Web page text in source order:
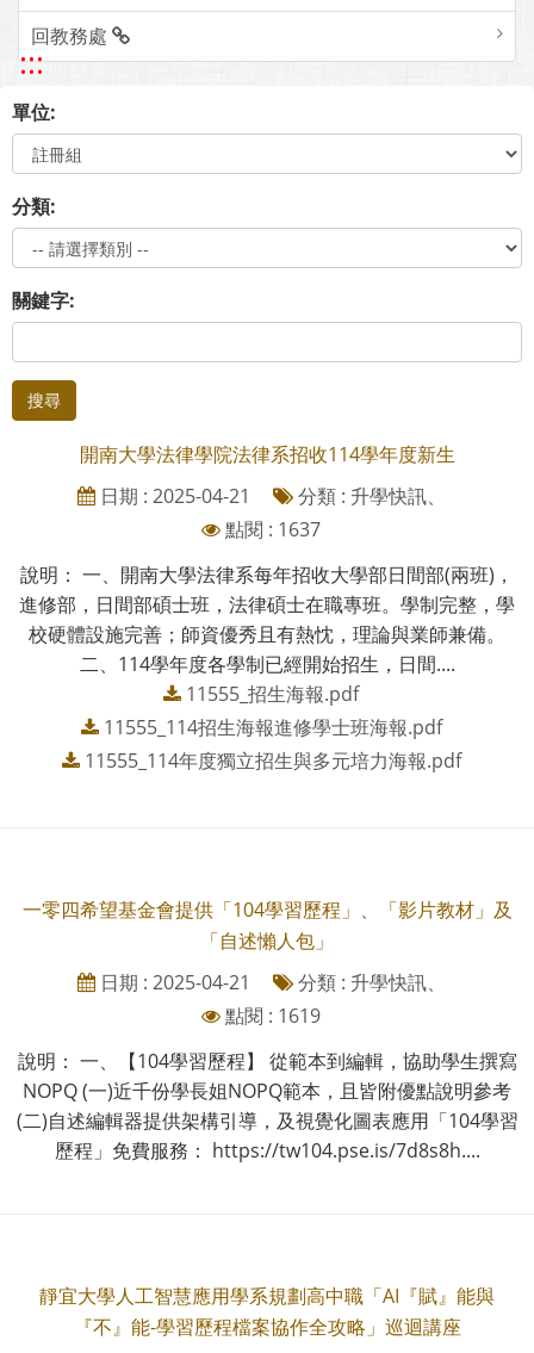
回教務處
:::
單位:
分類:
關鍵字:
搜尋
開南大學法律學院法律系招收114學年度新生
日期 : 2025-04-21
分類 : 升學快訊、
點閱 : 1637
說明： 一、開南大學法律系每年招收大學部日間部(兩班)，
進修部，日間部碩士班，法律碩士在職專班。學制完整，學
校硬體設施完善；師資優秀且有熱忱，理論與業師兼備。
二、114學年度各學制已經開始招生，日間....
11555_招生海報.pdf
11555_114招生海報進修學士班海報.pdf
11555_114年度獨立招生與多元培力海報.pdf
一零四希望基金會提供「104學習歷程」、「影片教材」及
「自述懶人包」
日期 : 2025-04-21
分類 : 升學快訊、
點閱 : 1619
說明： 一、【104學習歷程】 從範本到編輯，協助學生撰寫
NOPQ (一)近千份學長姐NOPQ範本，且皆附優點說明參考
(二)自述編輯器提供架構引導，及視覺化圖表應用「104學習
歷程」免費服務： https://tw104.pse.is/7d8s8h....
靜宜大學人工智慧應用學系規劃高中職「AI『賦』能與
『不』能-學習歷程檔案協作全攻略」巡迴講座